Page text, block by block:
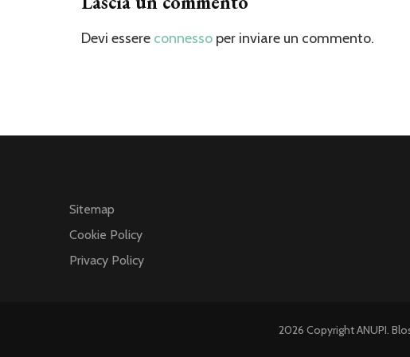
Devi essere connesso per inviare un commento.
Sitemap
Cookie Policy
Privacy Policy
2026 CopyrightANUPI.